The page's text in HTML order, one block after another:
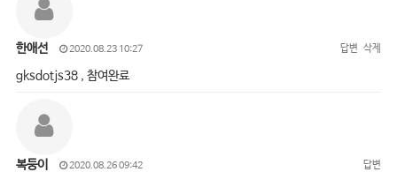
한애선 2020.08.23 10:27 답변 삭제
gksdotjs38 , 참여완료
복둥이 2020.08.26 09:42 답변